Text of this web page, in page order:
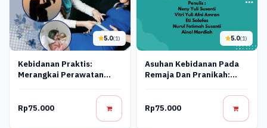
5.0(1)
Kebidanan Praktis:
Merangkai Perawatan
Rp75.000
5.0(1)
Asuhan Kebidanan Pada
Remaja Dan Pranikah:
Mahasiswa Kebidanan
Rp75.000